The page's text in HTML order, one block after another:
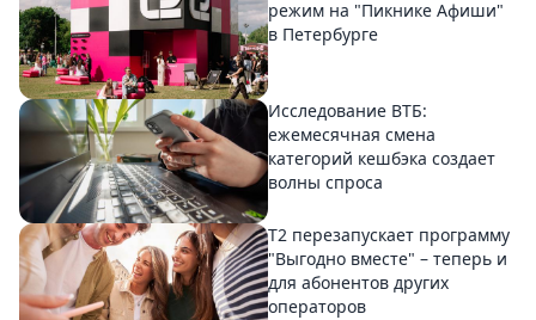
режим на "Пикнике Афиши"
в Петербурге
Исследование ВТБ:
ежемесячная смена
категорий кешбэка создает
волны спроса
Т2 перезапускает программу
"Выгодно вместе" – теперь и
для абонентов других
операторов